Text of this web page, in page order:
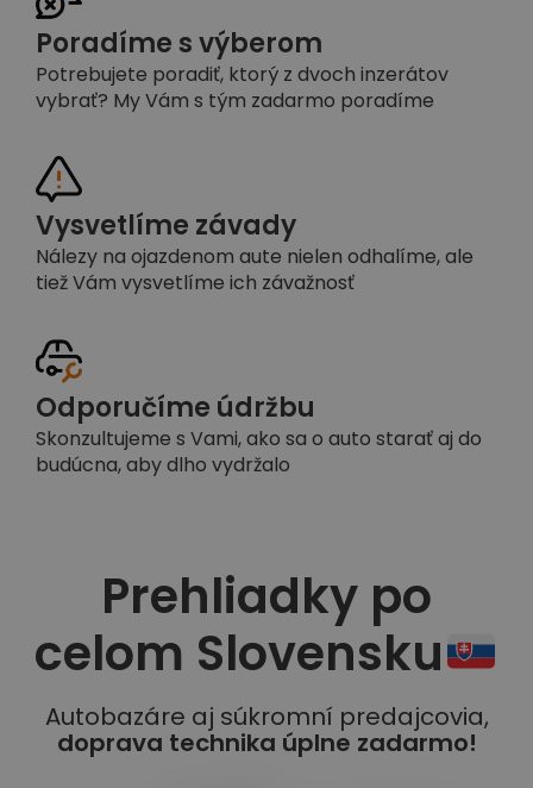
Poradíme s výberom
Potrebujete poradiť, ktorý z dvoch inzerátov
vybrať? My Vám s tým zadarmo poradíme
Vysvetlíme závady
Nálezy na ojazdenom aute nielen odhalíme, ale
tiež Vám vysvetlíme ich závažnosť
Odporučíme údržbu
Skonzultujeme s Vami, ako sa o auto starať aj do
budúcna, aby dlho vydržalo
Prehliadky po
celom Slovensku
Autobazáre aj súkromní predajcovia,
doprava technika úplne zadarmo!